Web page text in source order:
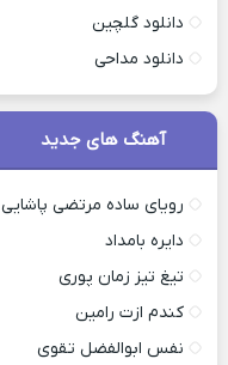
دانلود گلچین
دانلود مداحی
آهنگ های جدید
رویای ساده مرتضی پاشایی
دایره بامداد
تیغ تیز زمان پوری
کندم ازت رامین
نفس ابوالفضل تقوی